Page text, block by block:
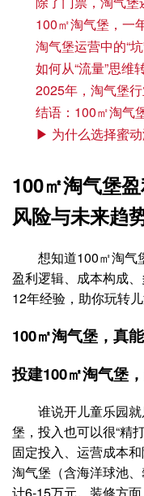
100㎡淘气堡，一
淘气堡运营中的“
如何从“流量”思维
2025年，淘气堡行
结语：100㎡淘气
▶ 为什么选择蜜动
100㎡淘气堡
风险与未来趋
想知道100㎡淘气
盈利逻辑、成本构成
12年经验，助你玩转
100㎡淘气堡，真
投建100㎡淘气堡
谁说开儿童乐园
堡，投入也可以很“精
固定投入、运营成本
淘气堡（含海洋球池